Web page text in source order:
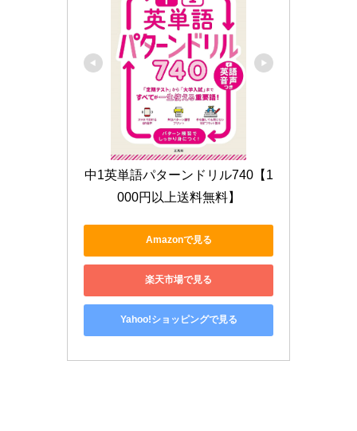
中1英単語パターンドリル740【1
000円以上送料無料】
Amazonで見る
楽天市場で見る
Yahoo!ショッピングで見る